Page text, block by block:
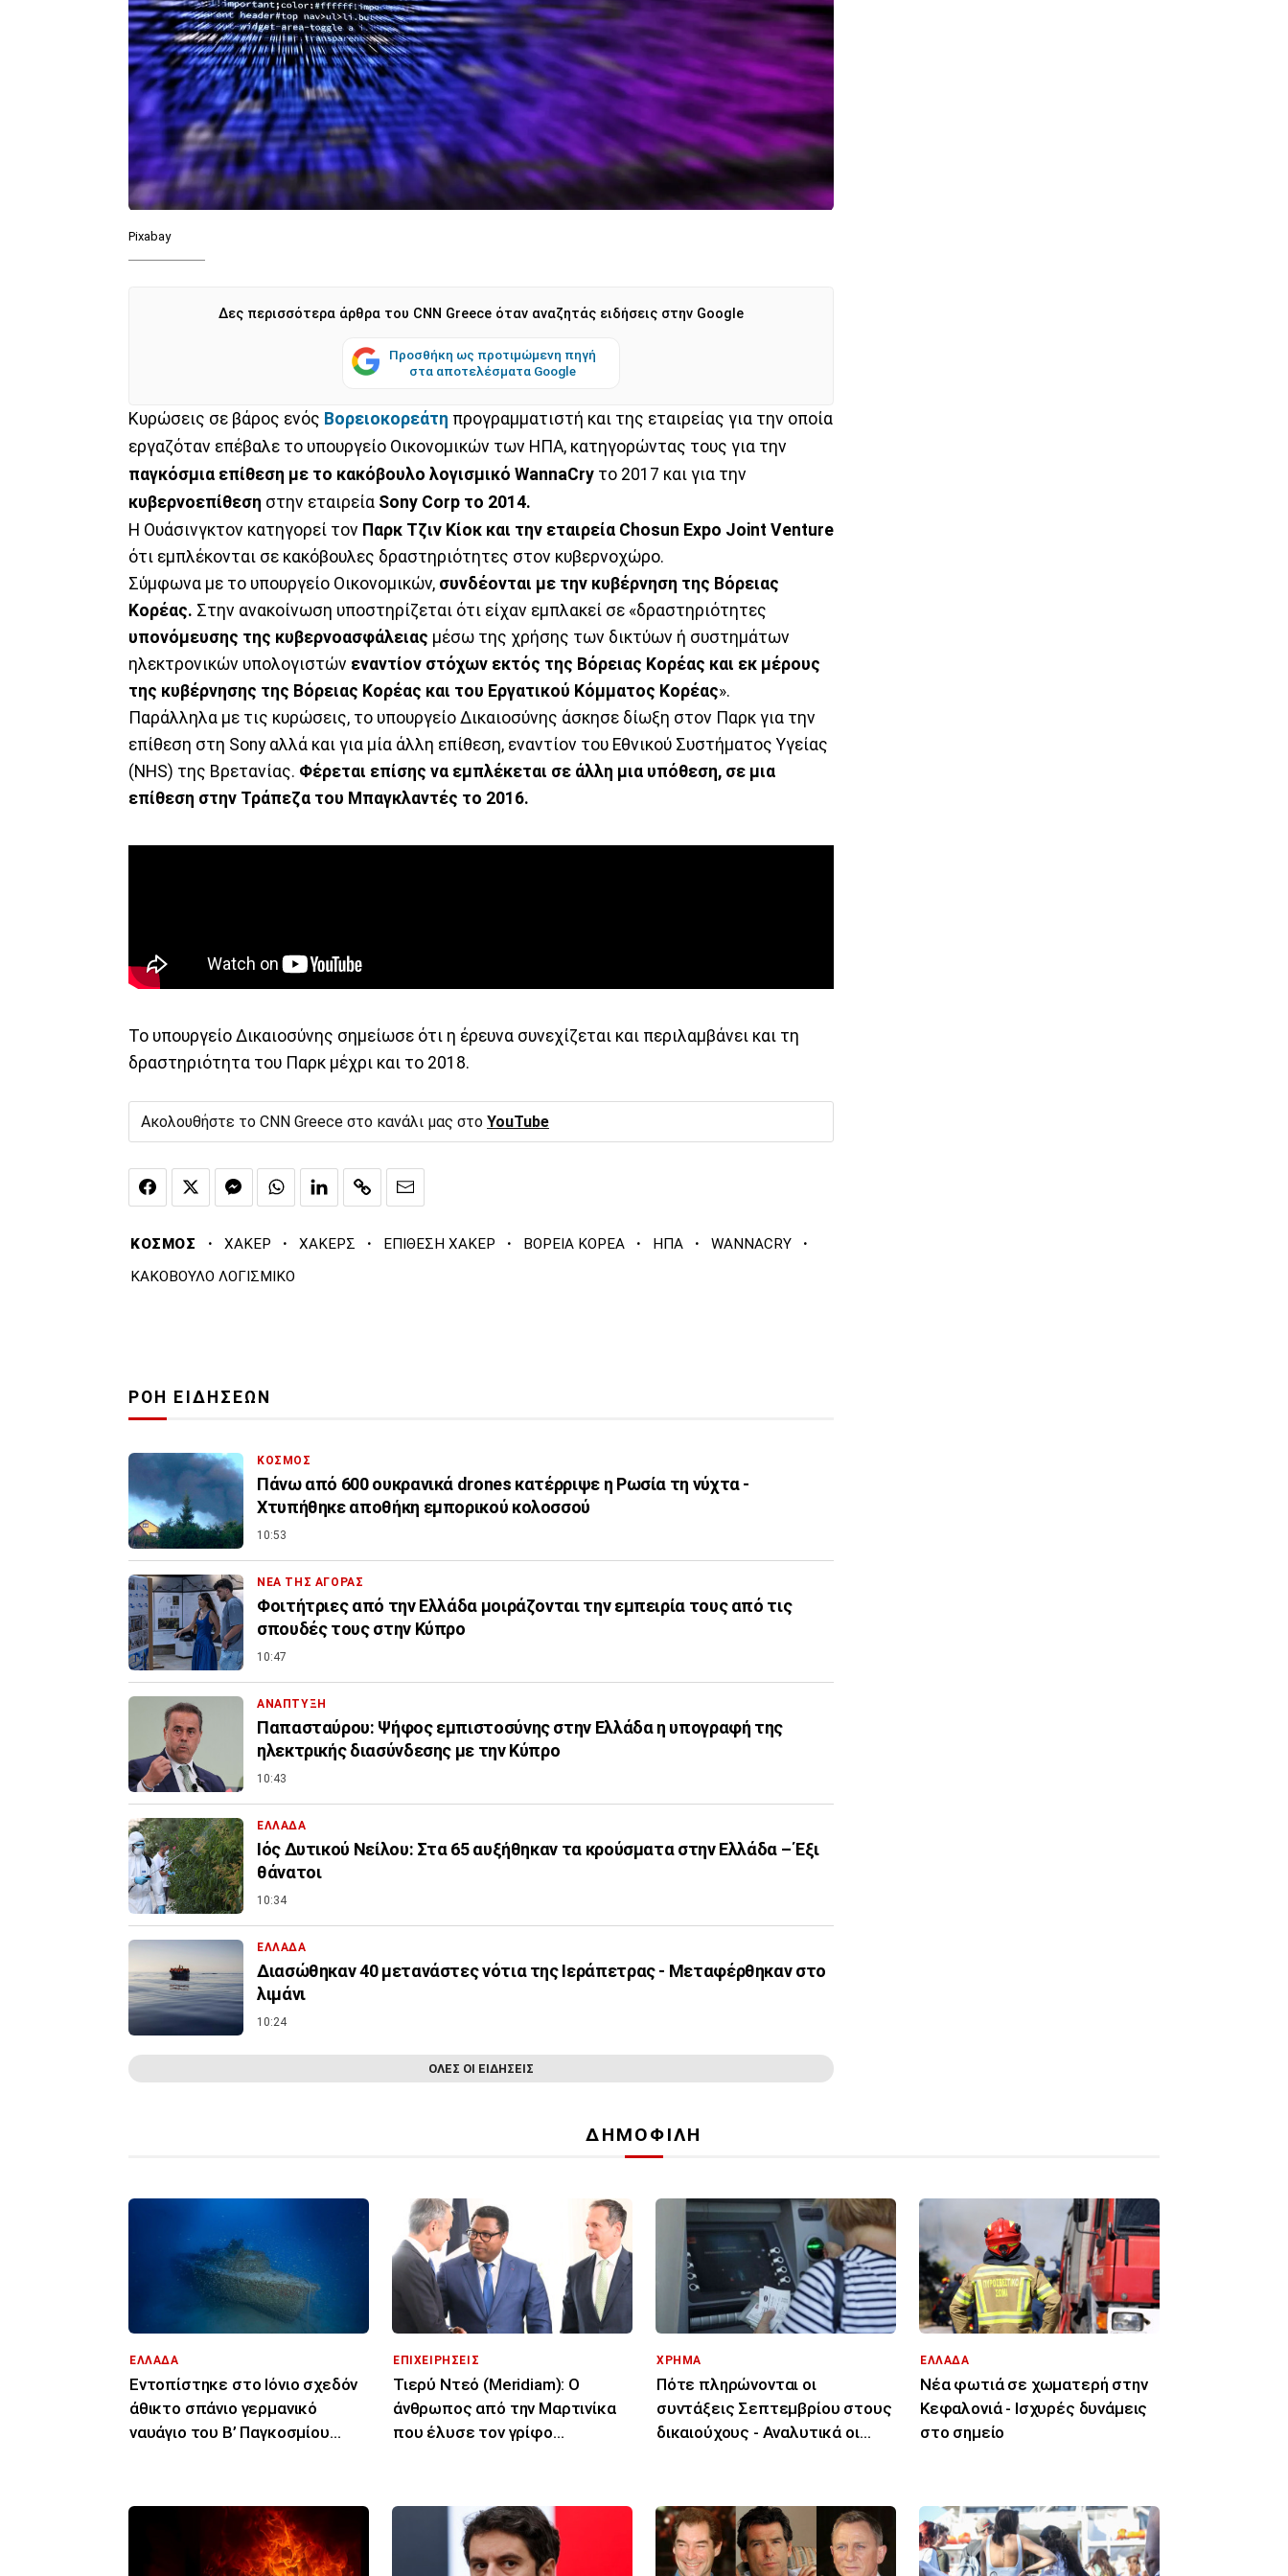
Pixabay
Δες περισσότερα άρθρα του CNN Greece όταν αναζητάς ειδήσεις στην Google
Προσθήκη ως προτιμώμενη πηγή
στα αποτελέσματα Google
Κυρώσεις σε βάρος ενός Βορειοκορεάτη προγραμματιστή και της εταιρείας για την οποία
εργαζόταν επέβαλε το υπουργείο Οικονομικών των ΗΠΑ, κατηγορώντας τους για την
παγκόσμια επίθεση με το κακόβουλο λογισμικό WannaCry το 2017 και για την
κυβερνοεπίθεση στην εταιρεία Sony Corp το 2014.
Η Ουάσινγκτον κατηγορεί τον Παρκ Τζιν Κίοκ και την εταιρεία Chosun Expo Joint Venture
ότι εμπλέκονται σε κακόβουλες δραστηριότητες στον κυβερνοχώρο.
Σύμφωνα με το υπουργείο Οικονομικών, συνδέονται με την κυβέρνηση της Βόρειας
Κορέας. Στην ανακοίνωση υποστηρίζεται ότι είχαν εμπλακεί σε «δραστηριότητες
υπονόμευσης της κυβερνοασφάλειας μέσω της χρήσης των δικτύων ή συστημάτων
ηλεκτρονικών υπολογιστών εναντίον στόχων εκτός της Βόρειας Κορέας και εκ μέρους
της κυβέρνησης της Βόρειας Κορέας και του Εργατικού Κόμματος Κορέας».
Παράλληλα με τις κυρώσεις, το υπουργείο Δικαιοσύνης άσκησε δίωξη στον Παρκ για την
επίθεση στη Sony αλλά και για μία άλλη επίθεση, εναντίον του Εθνικού Συστήματος Υγείας
(NHS) της Βρετανίας. Φέρεται επίσης να εμπλέκεται σε άλλη μια υπόθεση, σε μια
επίθεση στην Τράπεζα του Μπαγκλαντές το 2016.
Το υπουργείο Δικαιοσύνης σημείωσε ότι η έρευνα συνεχίζεται και περιλαμβάνει και τη
δραστηριότητα του Παρκ μέχρι και το 2018.
Ακολουθήστε το CNN Greece στο κανάλι μας στο YouTube
ΚΟΣΜΟΣ · ΧΑΚΕΡ · ΧΑΚΕΡΣ · ΕΠΙΘΕΣΗ ΧΑΚΕΡ · ΒΟΡΕΙΑ ΚΟΡΕΑ · ΗΠΑ · WANNACRY ·
ΚΑΚΟΒΟΥΛΟ ΛΟΓΙΣΜΙΚΟ
ΡΟΗ ΕΙΔΗΣΕΩΝ
ΚΟΣΜΟΣ
Πάνω από 600 ουκρανικά drones κατέρριψε η Ρωσία τη νύχτα -
Χτυπήθηκε αποθήκη εμπορικού κολοσσού
10:53
ΝΕΑ ΤΗΣ ΑΓΟΡΑΣ
Φοιτήτριες από την Ελλάδα μοιράζονται την εμπειρία τους από τις
σπουδές τους στην Κύπρο
10:47
ΑΝΑΠΤΥΞΗ
Παπασταύρου: Ψήφος εμπιστοσύνης στην Ελλάδα η υπογραφή της
ηλεκτρικής διασύνδεσης με την Κύπρο
10:43
ΕΛΛΑΔΑ
Ιός Δυτικού Νείλου: Στα 65 αυξήθηκαν τα κρούσματα στην Ελλάδα – Έξι
θάνατοι
10:34
ΕΛΛΑΔΑ
Διασώθηκαν 40 μετανάστες νότια της Ιεράπετρας - Μεταφέρθηκαν στο
λιμάνι
10:24
ΟΛΕΣ ΟΙ ΕΙΔΗΣΕΙΣ
ΔΗΜΟΦΙΛΗ
ΕΛΛΑΔΑ
Εντοπίστηκε στο Ιόνιο σχεδόν
άθικτο σπάνιο γερμανικό
ναυάγιο του Β’ Παγκοσμίου
ΕΠΙΧΕΙΡΗΣΕΙΣ
Τιερύ Ντεό (Meridiam): Ο
άνθρωπος από την Μαρτινίκα
που έλυσε τον γρίφο
ΧΡΗΜΑ
Πότε πληρώνονται οι
συντάξεις Σεπτεμβρίου στους
δικαιούχους - Αναλυτικά οι
ΕΛΛΑΔΑ
Νέα φωτιά σε χωματερή στην
Κεφαλονιά - Ισχυρές δυνάμεις
στο σημείο